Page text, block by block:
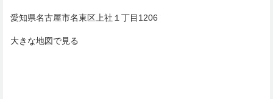
愛知県名古屋市名東区上社１丁目1206
大きな地図で見る